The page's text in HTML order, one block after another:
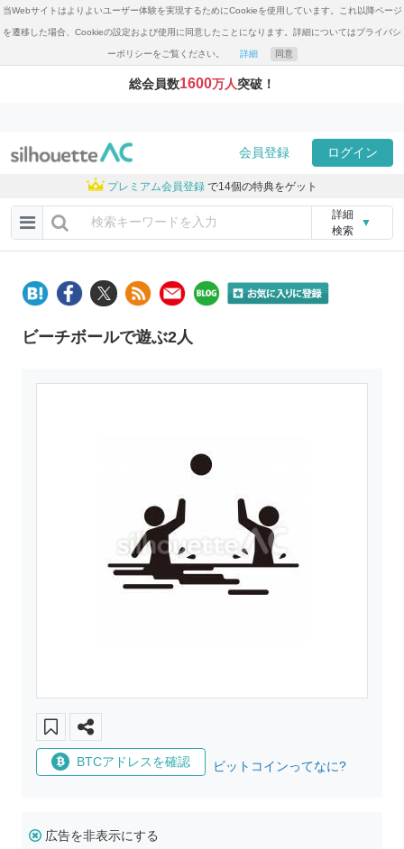
当Webサイトはよりよいユーザー体験を実現するためにCookieを使用しています。これ以降ページ
を遷移した場合、Cookieの設定および使用に同意したことになります。詳細についてはプライバシ
ーポリシーをご覧ください。 詳細 同意
総会員数1600万人突破！
会員登録 ログイン
プレミアム会員登録 で14個の特典をゲット
詳細
検索
▼
ビーチボールで遊ぶ2人
BTCアドレスを確認 ビットコインってなに?
広告を非表示にする